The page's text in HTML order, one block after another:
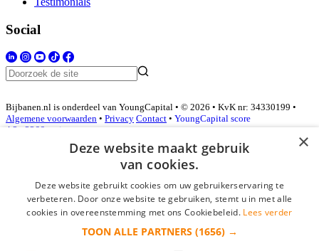
Social
Bijbanen.nl is onderdeel van YoungCapital • © 2026 • KvK nr: 34330199 •
Algemene voorwaarden • Privacy Contact • YoungCapital score
4.3 - 3366 reviews
Inloggen als bedrijf
*
×
Deze website maakt gebruik
van cookies.
Deze website gebruikt cookies om uw gebruikerservaring te
verbeteren. Door onze website te gebruiken, stemt u in met alle
cookies in overeenstemming met ons Cookiebeleid. Lees verder
TOON ALLE PARTNERS (1656) →